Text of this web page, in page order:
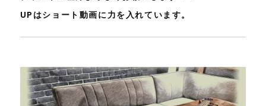
UPはショート動画に力を入れています。